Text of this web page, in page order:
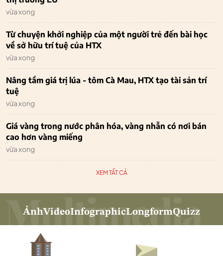
vừa xong
Từ chuyện khởi nghiệp của một người trẻ đến bài học
về sở hữu trí tuệ của HTX
vừa xong
Nâng tầm giá trị lúa - tôm Cà Mau, HTX tạo tài sản trí
tuệ
vừa xong
Giá vàng trong nước phân hóa, vàng nhẫn có nơi bán
cao hơn vàng miếng
vừa xong
XEM TẤT CẢ
ẢnhVideoInfographicLongformQuizz